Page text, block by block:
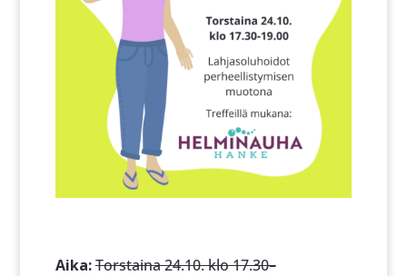
Aika:Torstaina 24.10. klo 17.30–